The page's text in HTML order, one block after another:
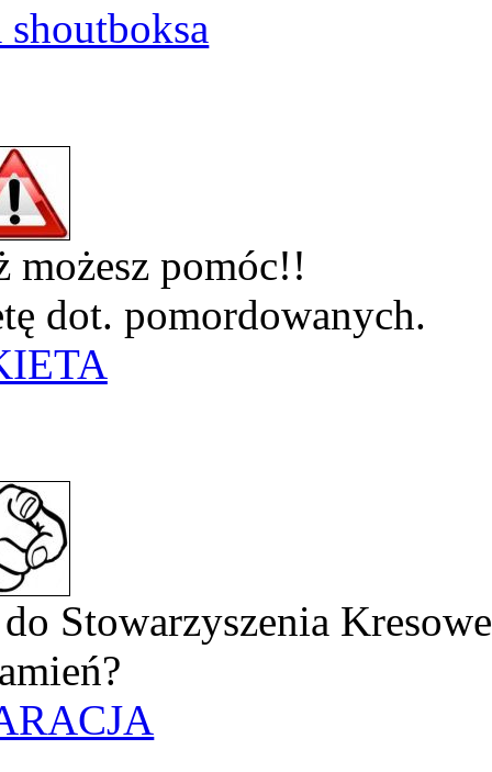
możesz pomóc!!
dot. pomordowanych.
Stowarzyszenia